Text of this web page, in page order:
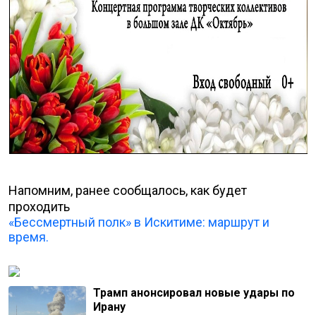
Напомним, ранее сообщалось, как будет
проходить
«Бессмертный полк» в Искитиме: маршрут и
время.
Трамп анонсировал новые удары по
Ирану